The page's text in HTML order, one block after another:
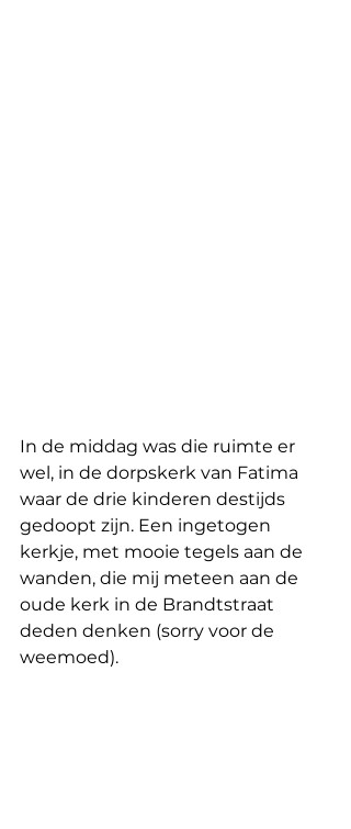
In de middag was die ruimte er
wel, in de dorpskerk van Fatima
waar de drie kinderen destijds
gedoopt zijn. Een ingetogen
kerkje, met mooie tegels aan de
wanden, die mij meteen aan de
oude kerk in de Brandtstraat
deden denken (sorry voor de
weemoed).